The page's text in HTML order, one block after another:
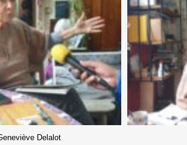
Delalot